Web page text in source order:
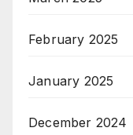
February 2025
January 2025
December 2024